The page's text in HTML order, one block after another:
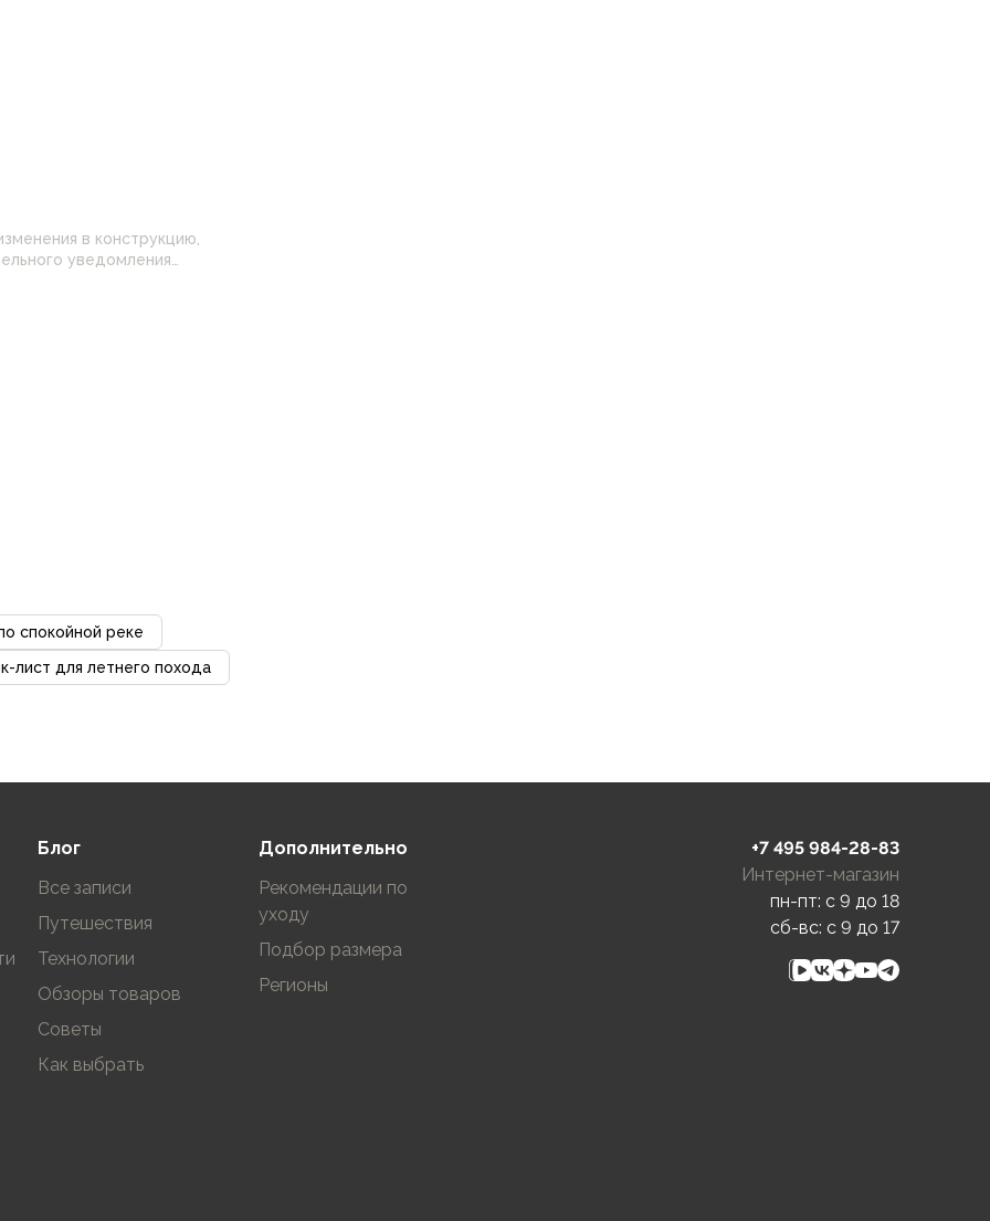
в конструкцию,
спокойной реке
лист для летнего похода
Блог
Все записи
Путешествия
Технологии
Обзоры товаров
Советы
Как выбрать
Дополнительно
Рекомендации по
уходу
Подбор размера
Регионы
+7 495 984-28-83
Интернет-магазин
пн-пт: c 9 до 18
сб-вс: c 9 до 17